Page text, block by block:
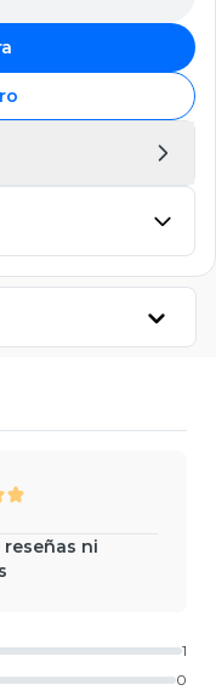
ni
1
0